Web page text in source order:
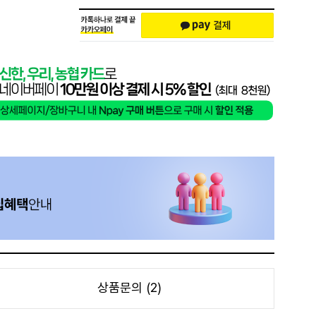
상품문의 (2)